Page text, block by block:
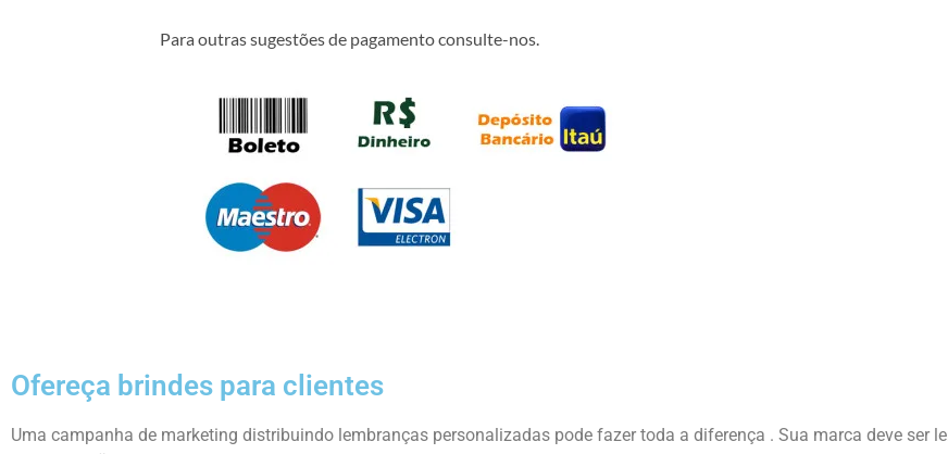
Para outras sugestões de pagamento consulte-nos.
Ofereça brindes para clientes
Uma campanha de marketing distribuindo lembranças personalizadas pode fazer toda a diferença . Sua marca deve ser